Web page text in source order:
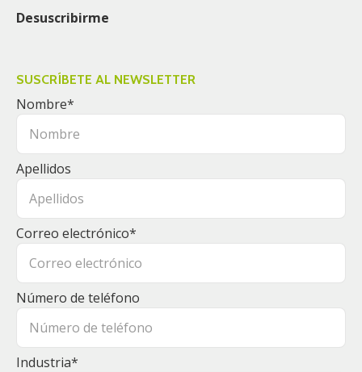
Desuscribirme
SUSCRÍBETE AL NEWSLETTER
Nombre*
Apellidos
Correo electrónico*
Número de teléfono
Industria*